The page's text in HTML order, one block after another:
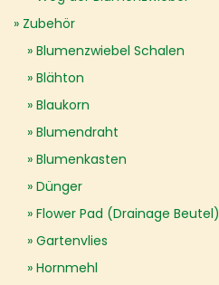
Zubehör
Blumenzwiebel Schalen
Blähton
Blaukorn
Blumendraht
Blumenkasten
Dünger
Flower Pad (Drainage Beutel)
Gartenvlies
Hornmehl